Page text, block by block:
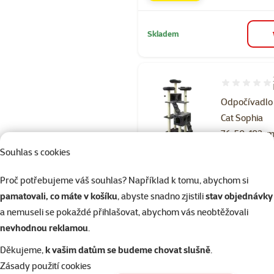
Souhlas s cookies
Proč potřebujeme váš souhlas? Například k tomu, abychom si
pamatovali, co máte v košíku, abyste snadno zjistilistav objednávky
a nemuseli se pokaždé přihlašovat, abychom vás neobtěžovali
nevhodnou reklamou.
Děkujeme,k vašim datům se budeme chovat slušně.
Zásady použití cookies
Skladem
Cat Sophia
Hodnocení
značka
Skladem
Hodnocení